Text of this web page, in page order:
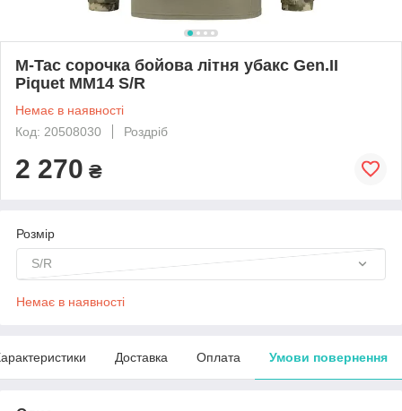
M-Tac сорочка бойова літня убакс Gen.II
Piquet MM14 S/R
Немає в наявності
Код: 20508030
Роздріб
2 270 ₴
Розмір
S/R
Немає в наявності
Доставка Оплата Умови повернення